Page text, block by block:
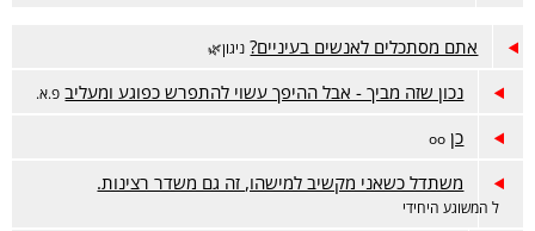
אתם מסתכלים לאנשים בעיניים? ניגון🌿
נכון שזה מביך - אבל ההיפך עשוי להתפרש כפוגע ומעליב פ.א.
כן oo
משתדל כשאני מקשיב למישהו, זה גם משדר רצינות.
ל המשוגע היחידי